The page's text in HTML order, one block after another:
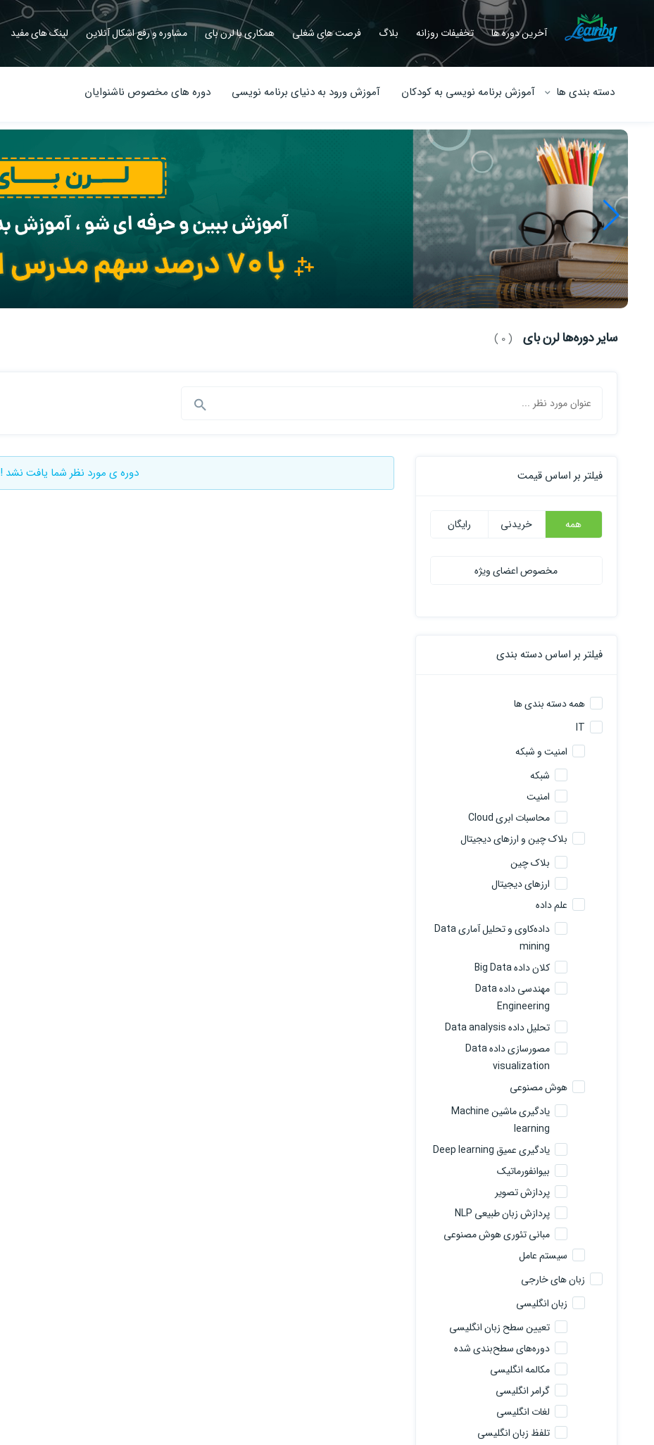
آخرین دوره ها تخفیفات روزانه بلاگ فرصت های شغلی همکاری با لرن بای مشاوره و رفع اشکال آنلاین لینک های مفید
دسته بندی ها آموزش برنامه نویسی به کودکان آموزش ورود به دنیای برنامه نویسی دوره های مخصوص ناشنوایان
سایر دوره‌ها لرن بای ( 0 )
فیلتر بر اساس قیمت
همه خریدنی رایگان
مخصوص اعضای ویژه
فیلتر بر اساس دسته بندی
همه دسته بندی ها
IT
امنیت و شبکه
شبکه
امنیت
محاسبات ابری Cloud
بلاک چین و ارزهای دیجیتال
بلاک چین
ارزهای دیجیتال
علم داده
داده‌کاوی و تحلیل آماری Data
mining
کلان داده Big Data
مهندسی داده Data
Engineering
تحلیل داده Data analysis
مصورسازی داده Data
visualization
هوش مصنوعی
یادگیری ماشین Machine
learning
یادگیری عمیق Deep learning
بیوانفورماتیک
پردازش تصویر
پردازش زبان طبیعی NLP
مبانی تئوری هوش مصنوعی
سیستم عامل
زبان های خارجی
زبان انگلیسی
تعیین سطح زبان انگلیسی
دوره‌های سطح‌بندی شده
مکالمه انگلیسی
گرامر انگلیسی
لغات انگلیسی
تلفظ زبان انگلیسی
دوره ی مورد نظر شما یافت نشد !